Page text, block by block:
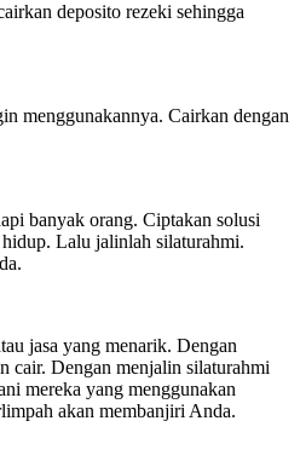
deposito rezeki sehingga
menggunakannya. Cairkan dengan
banyak orang. Ciptakan solusi
Lalu jalinlah silaturahmi.
jasa yang menarik. Dengan
cair. Dengan menjalin silaturahmi
mereka yang menggunakan
akan membanjiri Anda.